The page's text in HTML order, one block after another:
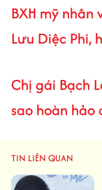
BXH mỹ nhân
Lưu Diệc Phi,
Chị gái Bạch
sao hoàn hảo
TIN LIÊN QUAN